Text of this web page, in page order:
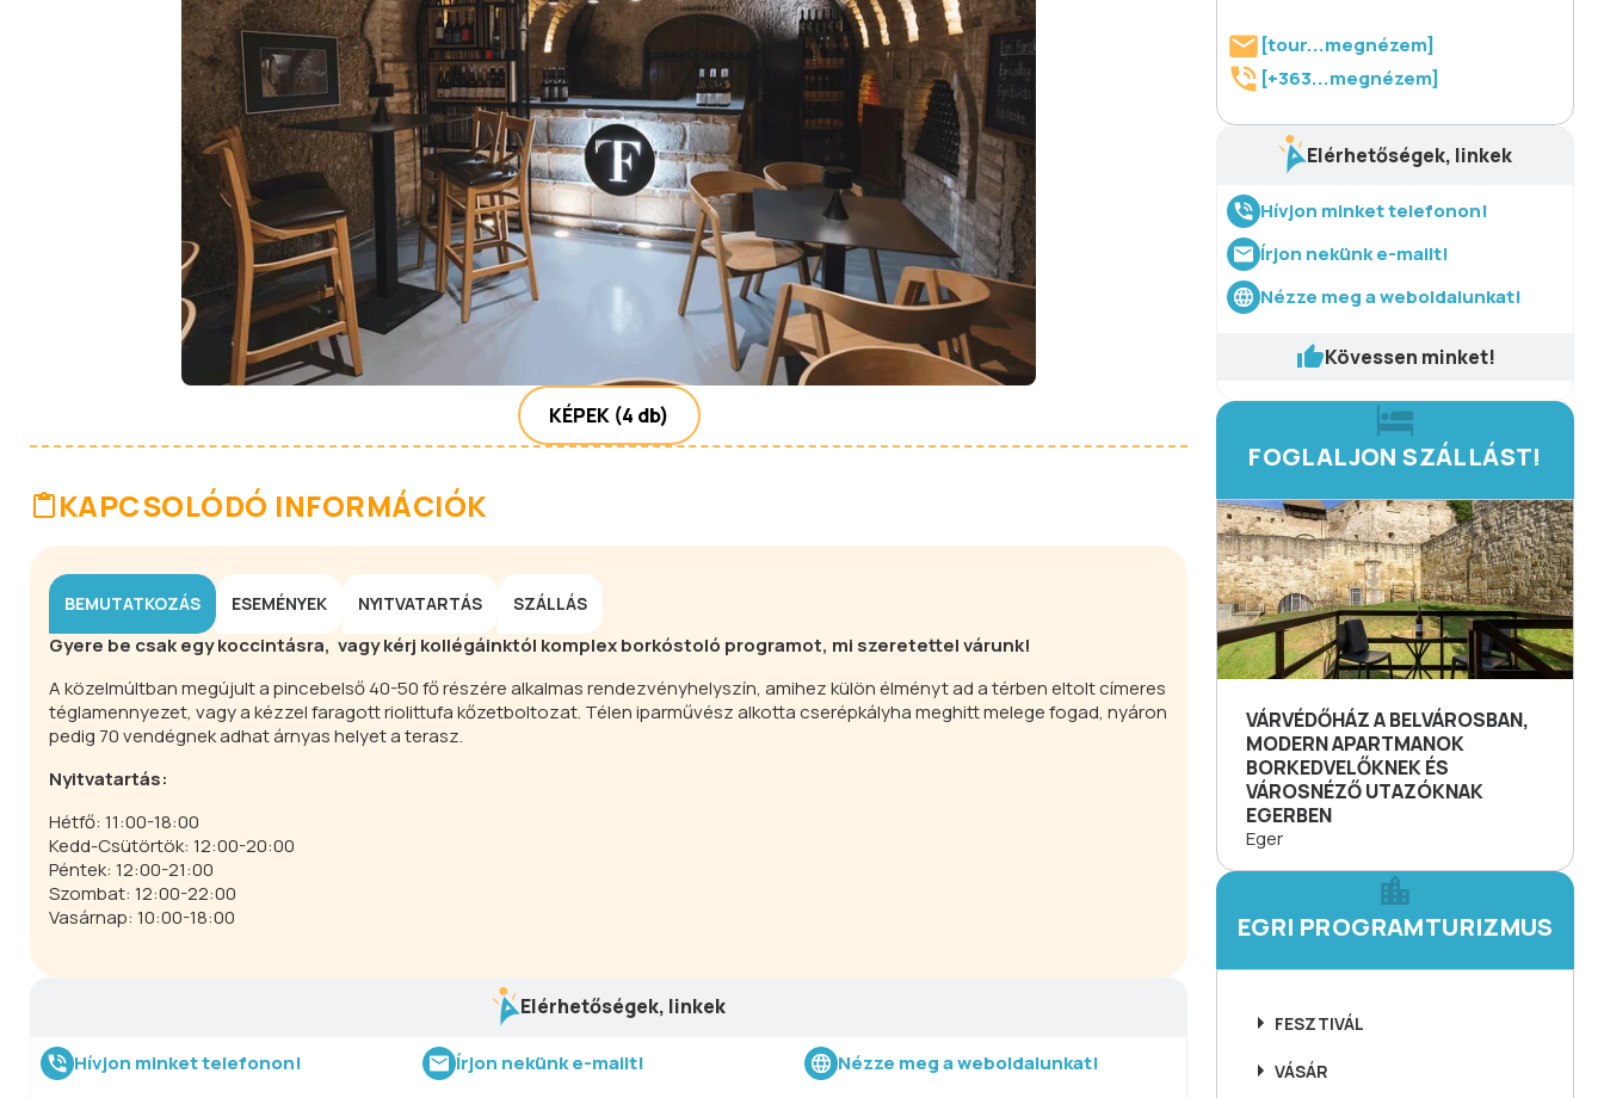
KÉPEK(4 db)
KAPCSOLÓDÓ INFORMÁCIÓK
BEMUTATKOZÁS ESEMÉNYEK NYITVATARTÁS SZÁLLÁS
Gyere be csak egy koccintásra, vagy kérj kollégáinktól komplex borkóstoló programot, mi szeretettel várunk!
A közelmúltban megújult a pincebelső 40-50 fő részére alkalmas rendezvényhelyszín, amihez külön élményt ad a térben eltolt címeres
téglamennyezet, vagy a kézzel faragott riolittufa kőzetboltozat. Télen iparművész alkotta cserépkályha meghitt melege fogad, nyáron
pedig 70 vendégnek adhat árnyas helyet a terasz.
Nyitvatartás:
Hétfő: 11:00-18:00
Kedd-Csütörtök: 12:00-20:00
Péntek: 12:00-21:00
Szombat: 12:00-22:00
Vasárnap: 10:00-18:00
Elérhetőségek, linkek
Hívjon minket telefonon! Írjon nekünk e-mailt! Nézze meg a weboldalunkat!
[tour...megnézem]
[+363...megnézem]
Elérhetőségek, linkek
Hívjon minket telefonon!
Írjon nekünk e-mailt!
Nézze meg a weboldalunkat!
Kövessen minket!
FOGLALJON SZÁLLÁST!
VÁRVÉDŐHÁZ A BELVÁROSBAN,
MODERN APARTMANOK
BORKEDVELŐKNEK ÉS
VÁROSNÉZŐ UTAZÓKNAK
EGERBEN
Eger
EGRI PROGRAMTURIZMUS
FESZTIVÁL
VÁSÁR